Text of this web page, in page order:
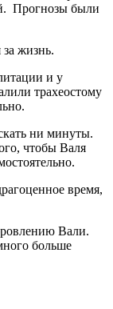
Прогнозы были
за жизнь.
и у
трахеостому
ни минуты.
чтобы Валя
время,
Вали.
больше